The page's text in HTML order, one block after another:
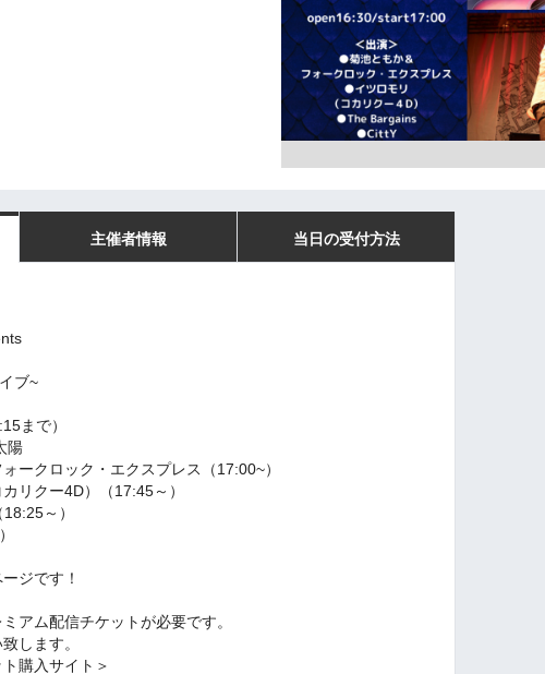
主催者情報 当日の受付方法
ブ~
まで）
陽
ークロック・エクスプレス（17:00~）
ー4D）（17:45～）
～）
ジです！
アム配信チケットが必要です。
します。
購入サイト＞